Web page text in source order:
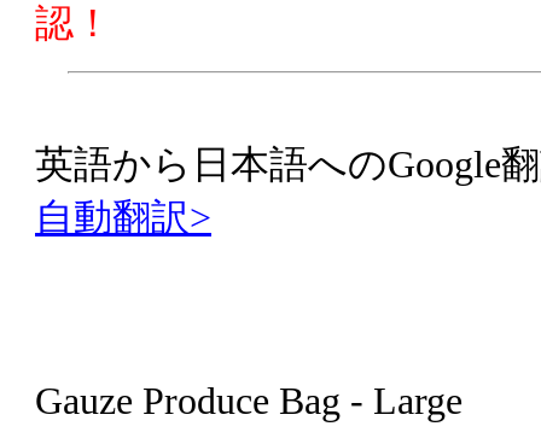
認！
英語から日本語へのGoogle
自動翻訳>
Gauze Produce Bag - Large